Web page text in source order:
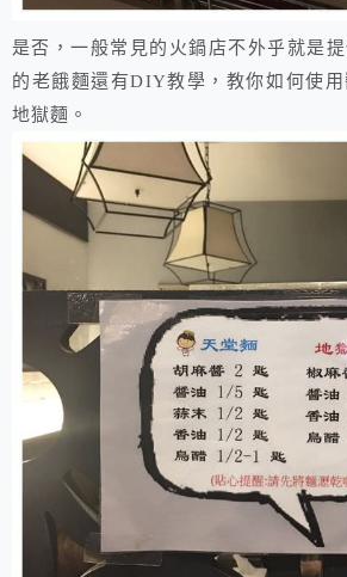
是否，一般常見的火鍋店不外乎就是
的老餓麵還有DIY教學，教你如何使
地獄麵。